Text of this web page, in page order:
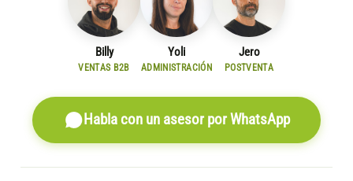
Billy
VENTAS B2B
Yoli
ADMINISTRACIÓN
Jero
POSTVENTA
Habla con un asesor por WhatsApp